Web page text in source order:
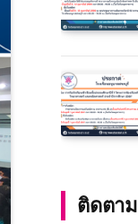
ติดตา